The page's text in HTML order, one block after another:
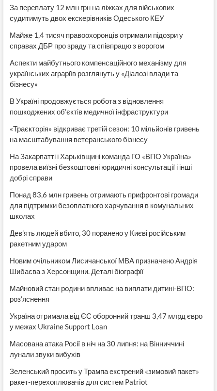
За переплату 12 млн грн на ліжках для військових
судитимуть двох екскерівників Одеського КЕУ
Майже 1,4 тисяч правоохоронців отримали підозри у
справах ДБР про зраду та співпрацю з ворогом
Аспекти майбутнього компенсаційного механізму для
українських аграріїв розглянуть у «Діалозі влади та
бізнесу»
В Україні продовжується робота з відновлення
пошкоджених об’єктів медичної інфраструктури
«Траєкторія» відкриває третій сезон: 10 мільйонів гривень
на масштабування ветеранського бізнесу
На Закарпатті і Харьківщині команда ГО «ВПО Україна»
провела виїзні безкоштовні юридичні консультації і інші
добрі справи
Понад 83,6 млн гривень отримають прифронтові громади
для підтримки безоплатного харчування в комунальних
школах
Дев’ять людей вбито, 30 поранено у Києві російським
ракетним ударом
Новим очільником Лисичанської МВА призначено Андрія
Шибаєва з Херсонщини. Деталі біографії
Майновий стан родини впливає на виплати дитині-ВПО:
роз’яснення
Україна отримала від ЄС оборонний транш 3,47 млрд євро
у межах Ukraine Support Loan
Масована атака Росії в ніч на 30 липня: на Вінниччині
лунали звуки вибухів
Зеленський просить у Трампа екстрений «зимовий пакет»
ракет-перехоплювачів для систем Patriot